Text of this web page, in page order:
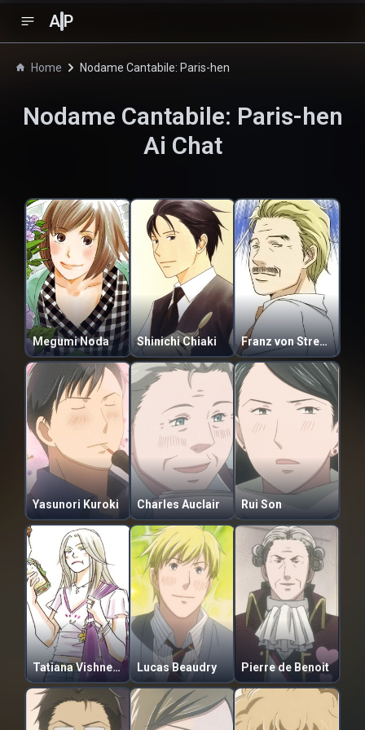
A P
Home Nodame Cantabile: Paris-hen
Nodame Cantabile: Paris-hen
Ai Chat
Megumi Noda Shinichi Chiaki Franz von Stresemann
Yasunori Kuroki Charles Auclair Rui Son
Tatiana Vishneva Lucas Beaudry Pierre de Benoit